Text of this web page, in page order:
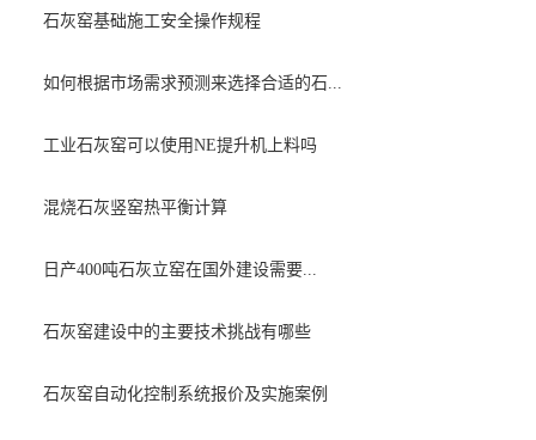
石灰窑基础施工安全操作规程
如何根据市场需求预测来选择合适的石...
工业石灰窑可以使用NE提升机上料吗
混烧石灰竖窑热平衡计算
日产400吨石灰立窑在国外建设需要...
石灰窑建设中的主要技术挑战有哪些
石灰窑自动化控制系统报价及实施案例